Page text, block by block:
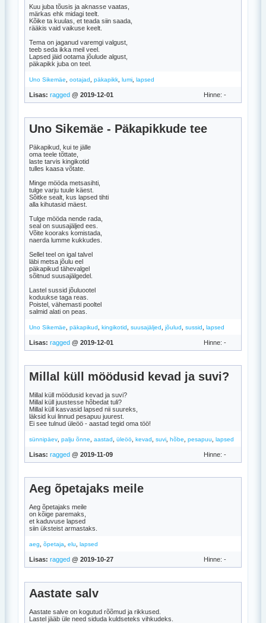
Kuu juba tõusis ja aknasse vaatas,
märkas ehk midagi teelt.
Kõike ta kuulas, et teada siin saada,
rääkis vaid vaikuse keelt.
Tema on jaganud varemgi valgust,
teeb seda ikka meil veel.
Lapsed jäid ootama jõulude algust,
päkapikk juba on teel.
Uno Sikemäe ootajad päkapikk lumi lapsed
Lisas: ragged @ 2019-12-01 Hinne: -
Uno Sikemäe - Päkapikkude tee
Päkapikud, kui te jälle
oma teele tõttate,
laste tarvis kingikotid
tulles kaasa võtate.
Minge mööda metsasihti,
tulge varju tuule käest.
Sõitke sealt, kus lapsed tihti
alla kihutasid mäest.
Tulge mööda nende rada,
seal on suusajäljed ees.
Võite kooraks komistada,
naerda lumme kukkudes.
Sellel teel on igal talvel
läbi metsa jõulu eel
päkapikud tähevalgel
sõitnud suusajälgedel.
Lastel sussid jõuluootel
koduukse taga reas.
Poistel, vähemasti pooltel
salmid alati on peas.
Uno Sikemäe päkapikud kingikotid suusajäljed jõulud sussid lapsed
Lisas: ragged @ 2019-12-01 Hinne: -
Millal küll möödusid kevad ja suvi?
Millal küll möödusid kevad ja suvi?
Millal küll juustesse hõbedat tuli?
Millal küll kasvasid lapsed nii suureks,
läksid kui linnud pesapuu juurest.
Ei see tulnud üleöö - aastad tegid oma töö!
sünnipäev palju õnne aastad üleöö kevad suvi hõbe pesapuu lapsed
Lisas: ragged @ 2019-11-09 Hinne: -
Aeg õpetajaks meile
Aeg õpetajaks meile
on kõige paremaks,
et kaduvuse lapsed
siin üksteist armastaks.
aeg õpetaja elu lapsed
Lisas: ragged @ 2019-10-27 Hinne: -
Aastate salv
Aastate salve on kogutud rõõmud ja rikkused.
Lastel jääb üle need siduda kuldseteks vihkudeks.